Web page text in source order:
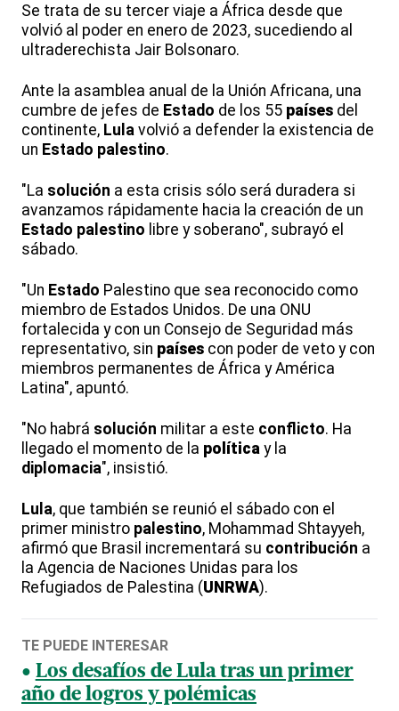
Se trata de su tercer viaje a África desde que
volvió al poder en enero de 2023, sucediendo al
ultraderechista Jair Bolsonaro.
Ante la asamblea anual de la Unión Africana, una
cumbre de jefes de Estado de los 55 países del
continente, Lula volvió a defender la existencia de
un Estado palestino.
"La solución a esta crisis sólo será duradera si
avanzamos rápidamente hacia la creación de un
Estado palestino libre y soberano", subrayó el
sábado.
"Un Estado Palestino que sea reconocido como
miembro de Estados Unidos. De una ONU
fortalecida y con un Consejo de Seguridad más
representativo, sin países con poder de veto y con
miembros permanentes de África y América
Latina", apuntó.
"No habrá solución militar a este conflicto. Ha
llegado el momento de la política y la
diplomacia", insistió.
Lula, que también se reunió el sábado con el
primer ministro palestino, Mohammad Shtayyeh,
afirmó que Brasil incrementará su contribución a
la Agencia de Naciones Unidas para los
Refugiados de Palestina (UNRWA).
TE PUEDE INTERESAR
Los desafíos de Lula tras un primer
año de logros y polémicas